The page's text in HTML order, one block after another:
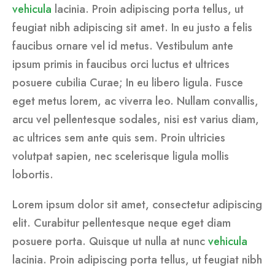
vehicula lacinia. Proin adipiscing porta tellus, ut
feugiat nibh adipiscing sit amet. In eu justo a felis
faucibus ornare vel id metus. Vestibulum ante
ipsum primis in faucibus orci luctus et ultrices
posuere cubilia Curae; In eu libero ligula. Fusce
eget metus lorem, ac viverra leo. Nullam convallis,
arcu vel pellentesque sodales, nisi est varius diam,
ac ultrices sem ante quis sem. Proin ultricies
volutpat sapien, nec scelerisque ligula mollis
lobortis.
Lorem ipsum dolor sit amet, consectetur adipiscing
elit. Curabitur pellentesque neque eget diam
posuere porta. Quisque ut nulla at nuncvehicula
lacinia. Proin adipiscing porta tellus, ut feugiat nibh